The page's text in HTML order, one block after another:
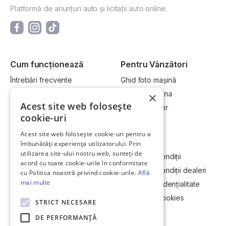
Platformă de anunțuri auto și licitații auto online.
Cum funcționează
Întrebări frecvente
Cum vând la licitație?
Pentru Vânzători
Ghid foto mașină
Vinde-ți mașina
Devino dealer
Link-uri utile
Informații utile vizionare
Contact
Soluționarea Online a litigiilor
ANCP
Compania
Termeni și condiții
Termeni și condiții dealeri
Politică confidențialitate
Politica de cookies
×
Acest site web folosește
cookie-uri
Acest site web folosește cookie-uri pentru a
îmbunătăți experiența utilizatorului. Prin
utilizarea site-ului nostru web, sunteți de
acord cu toate cookie-urile în conformitate
cu Politica noastră privind cookie-urile. Află
mai multe
STRICT NECESARE
DE PERFORMANȚĂ